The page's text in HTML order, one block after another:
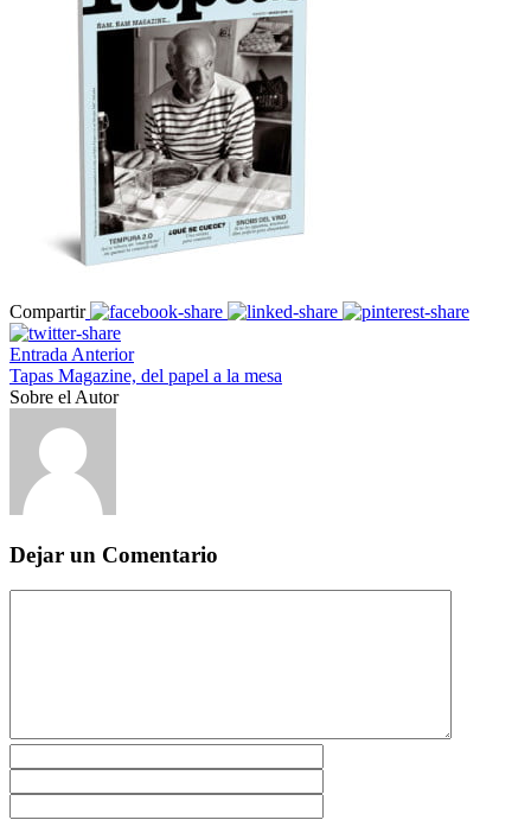
Compartir
Entrada Anterior
Tapas Magazine, del papel a la mesa
Sobre el Autor
Dejar un Comentario